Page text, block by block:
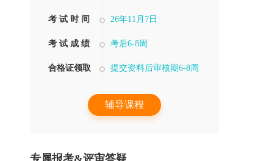
考 试 时 间 26年11月7日
考 试 成 绩 考后6-8周
合格证领取 提交资料后审核期6-8周
辅导课程
专属报考&评审答疑